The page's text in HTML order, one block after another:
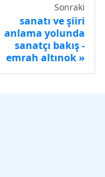
Sonraki
sanatı ve şiiri
anlama yolunda
sanatçı bakış -
emrah altınok